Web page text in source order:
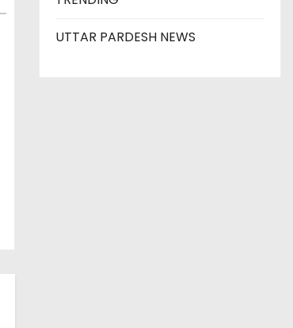
UTTAR PARDESH NEWS